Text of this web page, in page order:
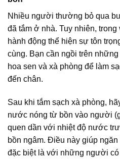
Nhiều người thường bỏ qua
đã tắm ở nhà. Tuy nhiên,
hành động thể hiện sự tôn
cùng. Bạn cần ngồi trên
hoa sen và xà phòng để làm
đến chân.
Sau khi tắm sạch xà phòng,
nước nóng từ bồn vào người
quen dần với nhiệt độ nước
bồn ngâm. Điều này giúp
đặc biệt là với những người có